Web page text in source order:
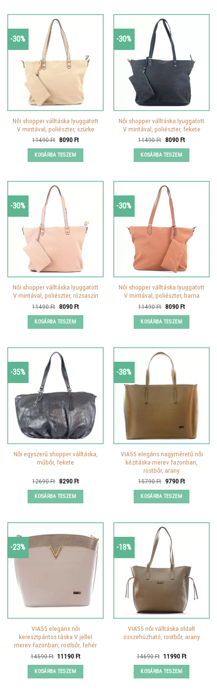
-30%
Női shopper válltáska lyuggatott
V mintával, poliészter, szürke
11490Ft Original
was:
11490 Ft.
8090FtCurrent
KOSÁRBA TESZEM
-30%
Női shopper válltáska lyuggatott
V mintával, poliészter, fekete
11490Ft Original
was:
11490 Ft.
8090FtCurrent
KOSÁRBA TESZEM
-30%
Női shopper válltáska lyuggatott
V mintával, poliészter, rózsaszín
11490Ft Original
was:
11490 Ft.
8090FtCurrent
KOSÁRBA TESZEM
-30%
Női shopper válltáska lyuggatott
V mintával, poliészter, barna
11490Ft Original
was:
11490 Ft.
8090FtCurrent
KOSÁRBA TESZEM
-35%
Női egyszerű shopper válltáska,
műbőr, fekete
12690Ft Original
was:
12690 Ft.
8290FtCurrent
KOSÁRBA TESZEM
-38%
VIA55 elegáns nagyméretű női
kézitáska merev fazonban,
rostbőr, arany
15790Ft Original
was:
15790 Ft.
9790FtCurrent
KOSÁRBA TESZEM
-23%
VIA55 elegáns női
keresztpántos táska V jellel
merev fazonban, rostbőr, fehér
14590Ft Original
was:
14590 Ft.
11190FtCurrent
KOSÁRBA TESZEM
-18%
VIA55 női válltáska oldalt
összehúzható, rostbőr, arany
14690Ft Original
was:
14690 Ft.
11990FtCurrent
KOSÁRBA TESZEM